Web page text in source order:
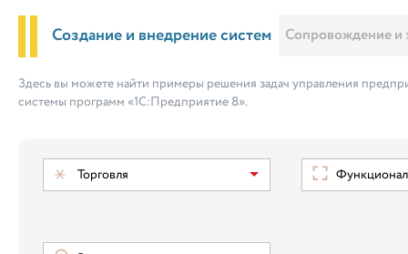
Создание и внедрение систем Сопровождение и
Здесь вы можете найти примеры решения задач управления
системы программ «1С:Предприятие 8».
Торговля